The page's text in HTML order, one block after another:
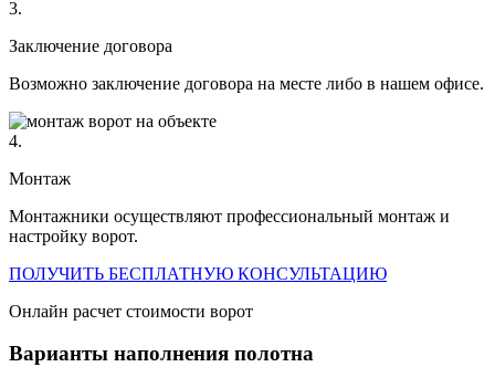
3.
Заключение договора
Возможно заключение договора на месте либо в нашем офисе.
4.
Монтаж
Монтажники осуществляют профессиональный монтаж и
настройку ворот.
ПОЛУЧИТЬ БЕСПЛАТНУЮ КОНСУЛЬТАЦИЮ
Онлайн расчет стоимости ворот
Варианты наполнения полотна